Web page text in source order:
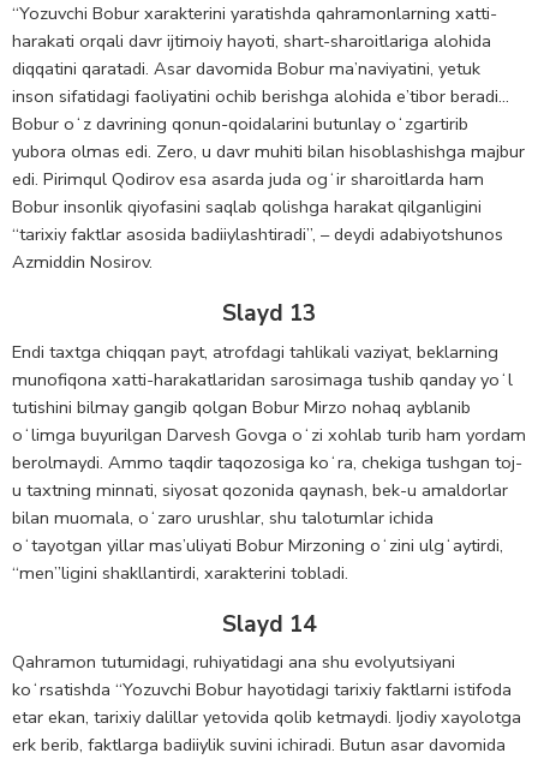
“Yozuvchi Bobur xarakterini yaratishda qahramonlarning xatti-
harakati orqali davr ijtimoiy hayoti, shart-sharoitlariga alohida
diqqatini qaratadi. Asar davomida Bobur ma’naviyatini, yetuk
inson sifatidagi faoliyatini ochib berishga alohida e’tibor beradi…
Bobur oʻz davrining qonun-qoidalarini butunlay oʻzgartirib
yubora olmas edi. Zero, u davr muhiti bilan hisoblashishga majbur
edi. Pirimqul Qodirov esa asarda juda ogʻir sharoitlarda ham
Bobur insonlik qiyofasini saqlab qolishga harakat qilganligini
“tarixiy faktlar asosida badiiylashtiradi”, – deydi adabiyotshunos
Azmiddin Nosirov.
Slayd 13
Endi taxtga chiqqan payt, atrofdagi tahlikali vaziyat, beklarning
munofiqona xatti-harakatlaridan sarosimaga tushib qanday yoʻl
tutishini bilmay gangib qolgan Bobur Mirzo nohaq ayblanib
oʻlimga buyurilgan Darvesh Govga oʻzi xohlab turib ham yordam
berolmaydi. Ammo taqdir taqozosiga koʻra, chekiga tushgan toj-
u taxtning minnati, siyosat qozonida qaynash, bek-u amaldorlar
bilan muomala, oʻzaro urushlar, shu talotumlar ichida
oʻtayotgan yillar mas’uliyati Bobur Mirzoning oʻzini ulgʻaytirdi,
“men”ligini shakllantirdi, xarakterini tobladi.
Slayd 14
Qahramon tutumidagi, ruhiyatidagi ana shu evolyutsiyani
koʻrsatishda “Yozuvchi Bobur hayotidagi tarixiy faktlarni istifoda
etar ekan, tarixiy dalillar yetovida qolib ketmaydi. Ijodiy xayolotga
erk berib, faktlarga badiiylik suvini ichiradi. Butun asar davomida